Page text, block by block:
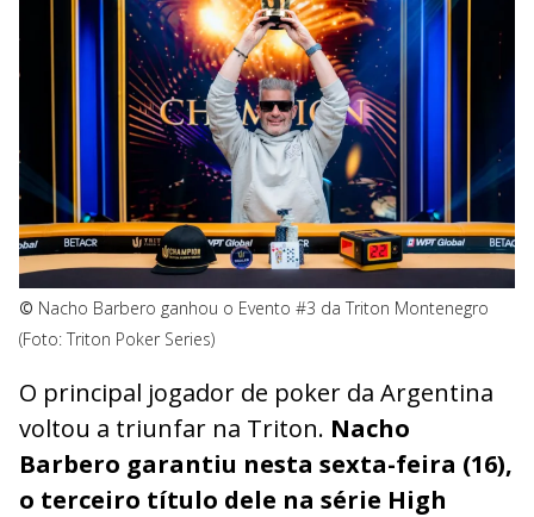
© Nacho Barbero ganhou o Evento #3 da Triton Montenegro
(Foto: Triton Poker Series)
O principal jogador de poker da Argentina
voltou a triunfar na Triton. Nacho
Barbero garantiu nesta sexta-feira (16),
o terceiro título dele na série High